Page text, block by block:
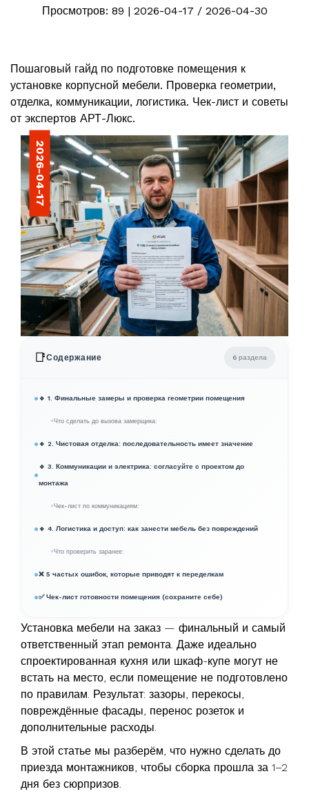
Просмотров: 89 | 2026-04-17 / 2026-04-30
Пошаговый гайд по подготовке помещения к
установке корпусной мебели. Проверка геометрии,
отделка, коммуникации, логистика. Чек-лист и советы
от экспертов АРТ-Люкс.
2026-04-17
📑Содержание 6 раздела
🔹 1. Финальные замеры и проверка геометрии помещения
Что сделать до вызова замерщика:
🔹 2. Чистовая отделка: последовательность имеет значение
🔹 3. Коммуникации и электрика: согласуйте с проектом до
монтажа
Чек-лист по коммуникациям:
🔹 4. Логистика и доступ: как занести мебель без повреждений
Что проверить заранее:
❌ 5 частых ошибок, которые приводят к переделкам
✅ Чек-лист готовности помещения (сохраните себе)
Установка мебели на заказ — финальный и самый
ответственный этап ремонта. Даже идеально
спроектированная кухня или шкаф-купе могут не
встать на место, если помещение не подготовлено
по правилам. Результат: зазоры, перекосы,
повреждённые фасады, перенос розеток и
дополнительные расходы.
В этой статье мы разберём, что нужно сделать до
приезда монтажников, чтобы сборка прошла за 1–2
дня без сюрпризов.